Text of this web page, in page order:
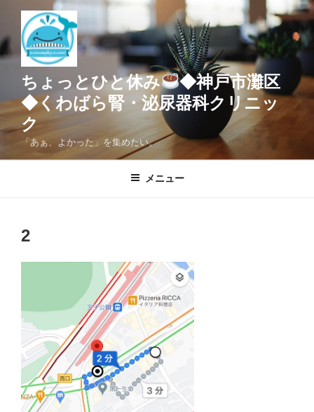
テ
ン
プ
ちょっとひと休み
◆神戸市灘区
◆くわばら腎・泌尿器科クリニッ
ク
「あぁ、よかった」を集めたい。
メニュー
2